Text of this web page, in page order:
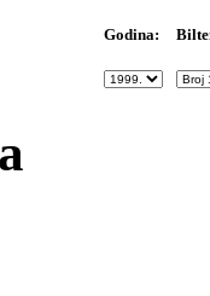
Godina: